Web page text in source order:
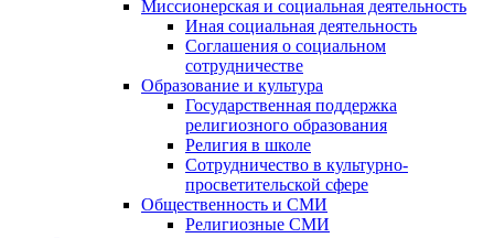
Миссионерская и социальная деятельность
Иная социальная деятельность
Соглашения о социальном
сотрудничестве
Образование и культура
Государственная поддержка
религиозного образования
Религия в школе
Сотрудничество в культурно-
просветительской сфере
Общественность и СМИ
Религиозные СМИ